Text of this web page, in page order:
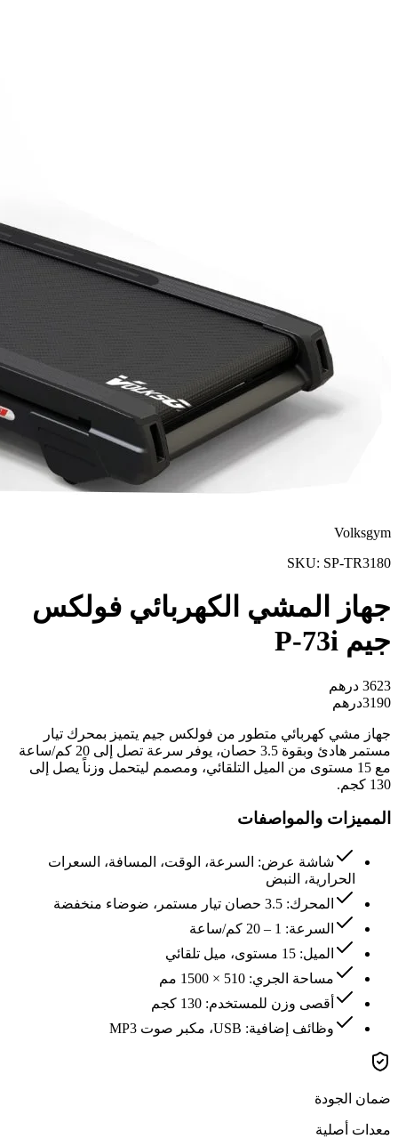
Volksgym
SKU: SP-TR3180
جهاز المشي الكهربائي فولكس
جيم P-73i
3623 درهم
3190درهم
جهاز مشي كهربائي متطور من فولكس جيم يتميز بمحرك تيار
مستمر هادئ وبقوة 3.5 حصان، يوفر سرعة تصل إلى 20 كم/ساعة
مع 15 مستوى من الميل التلقائي، ومصمم ليتحمل وزناً يصل إلى
130 كجم.
المميزات والمواصفات
شاشة عرض: السرعة، الوقت، المسافة، السعرات
الحرارية، النبض
المحرك: 3.5 حصان تيار مستمر، ضوضاء منخفضة
السرعة: 1 – 20 كم/ساعة
الميل: 15 مستوى، ميل تلقائي
مساحة الجري: 510 × 1500 مم
أقصى وزن للمستخدم: 130 كجم
وظائف إضافية: USB، مكبر صوت MP3
ضمان الجودة
معدات أصلية